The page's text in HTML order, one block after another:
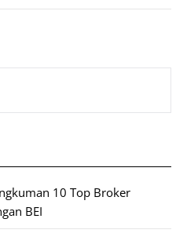
10 Top Broker
BEI